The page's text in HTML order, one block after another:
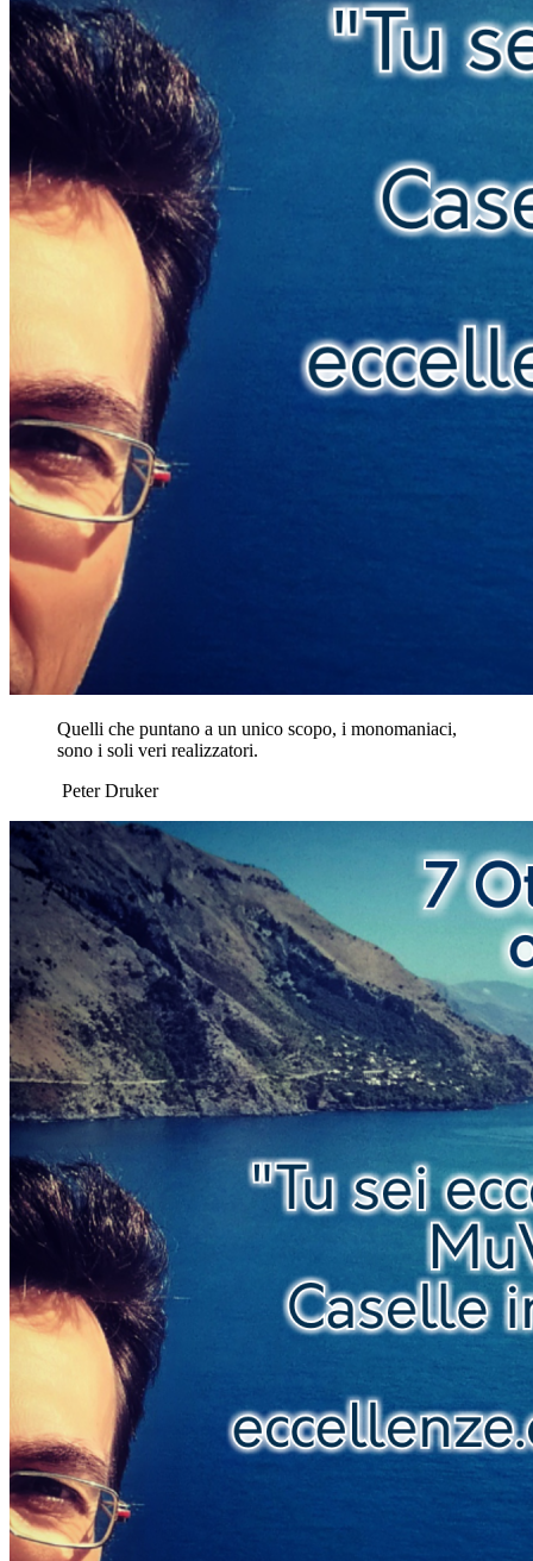
​Quelli che puntano a un unico scopo, i monomaniaci,
sono i soli veri realizzatori.
Peter Druker